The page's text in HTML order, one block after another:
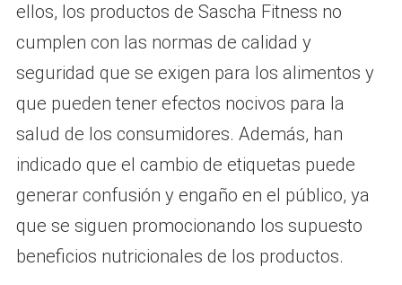
ellos, los productos de Sascha Fitness no
cumplen con las normas de calidad y
seguridad que se exigen para los alimentos y
que pueden tener efectos nocivos para la
salud de los consumidores. Además, han
indicado que el cambio de etiquetas puede
generar confusión y engaño en el público, ya
que se siguen promocionando los supuesto
beneficios nutricionales de los productos.